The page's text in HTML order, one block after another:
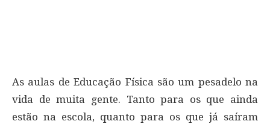
As aulas de Educação Física são um pesadelo na
vida de muita gente. Tanto para os que ainda
estão na escola, quanto para os que já saíram